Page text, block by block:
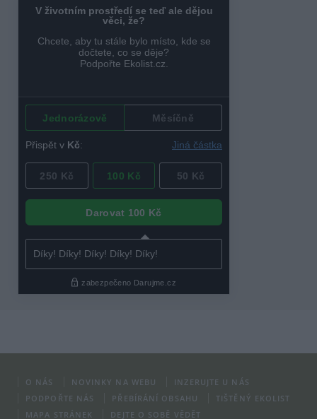
O NÁS NOVINKY NA WEBU
INZERUJTE U NÁS
PODPOŘTE NÁS
PŘEBÍRÁNÍ OBSAHU
TIŠTĚNÝ EKOLIST
MAPA STRÁNEK
DEJTE O SOBĚ VĚDĚT